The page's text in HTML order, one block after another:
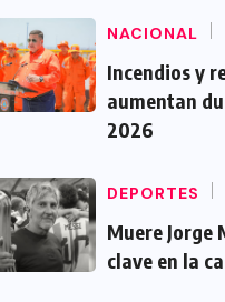
NACIONAL
Incendios y
aumentan
2026
DEPORTES
Muere Jorge
clave en la